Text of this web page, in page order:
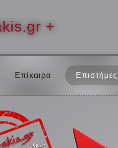
+
Επίκαιρα Επιστήμες